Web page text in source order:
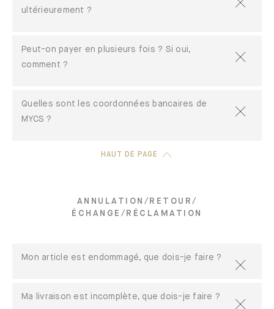
ultérieurement ?
Peut-on payer en plusieurs fois ? Si oui,
comment ?
Quelles sont les coordonnées bancaires de
MYCS ?
HAUT DE PAGE
ANNULATION/RETOUR/
ÉCHANGE/RÉCLAMATION
Mon article est endommagé, que dois-je faire ?
Ma livraison est incomplète, que dois-je faire ?